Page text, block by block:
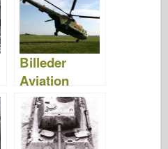
Billeder
Aviation
Volodin